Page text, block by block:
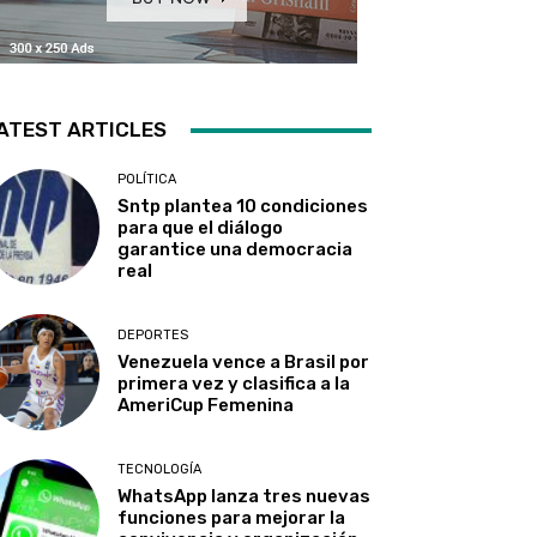
ARTICLES
POLÍTICA
Sntp plantea 10 condiciones
para que el diálogo
garantice una democracia
real
DEPORTES
Venezuela vence a Brasil por
primera vez y clasifica a la
AmeriCup Femenina​
TECNOLOGÍA
WhatsApp lanza tres nuevas
funciones para mejorar la